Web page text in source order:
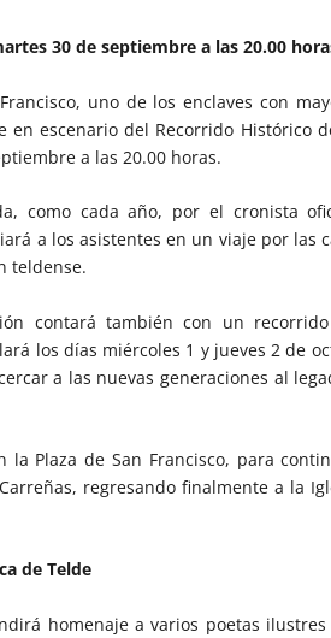
30 de septiembre a las 20.00
uno de los enclaves con
en escenario del Recorrido Histórico
a las 20.00 horas.
como cada año, por el cronista
a los asistentes en un viaje por las
teldense.
contará también con un
los días miércoles 1 y jueves 2 de
a las nuevas generaciones al
la Plaza de San Francisco, para
regresando finalmente a la
de Telde
homenaje a varios poetas